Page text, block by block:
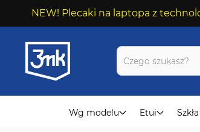
NEW! Plecaki na laptopa z
Przejdź
do
treści
Wg modelu Etui